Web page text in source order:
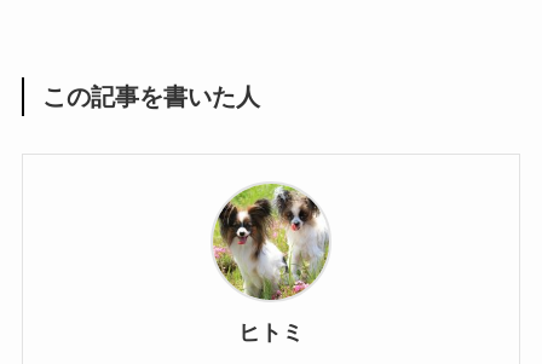
この記事を書いた人
ヒトミ